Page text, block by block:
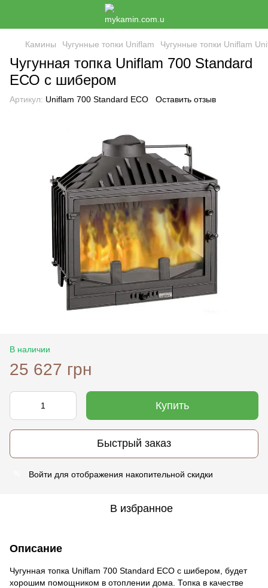
Камины Чугунные топки Uniflam Чугунные топки Uniflam
Чугунная топка Uniflam 700 Standard
ЕСО с шибером
Артикул: Uniflam 700 Standard ЕСО Оставить отзыв
В наличии
25 627 грн
Купить
Быстрый заказ
Войти для отображения накопительной скидки
В избранное
Описание
Чугунная топка Uniflam 700 Standard ЕСО с шибером, будет
хорошим помощником в отоплении дома. Топка в качестве